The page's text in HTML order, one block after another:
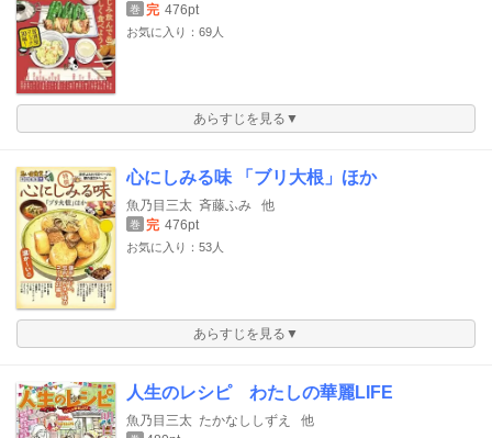
巻 完 476pt
お気に入り：69人
あらすじを見る▼
心にしみる味 「ブリ大根」ほか
魚乃目三太 斉藤ふみ 他
巻 完 476pt
お気に入り：53人
あらすじを見る▼
人生のレシピ わたしの華麗LIFE
魚乃目三太 たかなししずえ 他